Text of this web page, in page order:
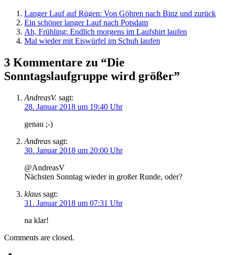
Langer Lauf auf Rügen: Von Göhren nach Binz und zurück
Ein schöner langer Lauf nach Potsdam
Ah, Frühling: Endlich morgens im Laufshirt laufen
Mal wieder mit Eiswürfel im Schuh laufen
3 Kommentare zu “Die
Sonntagslaufgruppe wird größer”
AndreasV. sagt:
28. Januar 2018 um 19:40 Uhr
genau ;-)
Andreas sagt:
30. Januar 2018 um 20:00 Uhr
@AndreasV
Nächsten Sonntag wieder in großer Runde, oder?
klaus sagt:
31. Januar 2018 um 07:31 Uhr
na klar!
Comments are closed.